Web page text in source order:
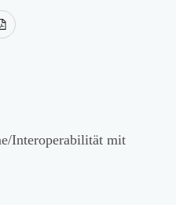
Interoperabilität mit